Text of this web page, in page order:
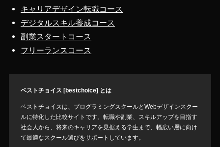
キャリアデザイン転職コース
デジタルスキル養成コース
副業スタートコース
フリーランスコース
ベストチョイス [bestchoice] とは
ベストチョイスは、プログラミングスクールとWebデザインスクー
ルに特化した比較サイトです。転職や副業、スキルアップを目指す
社会人から、将来のキャリアを見据える学生まで、幅広い層に向け
て最適なスクール選びをサポートしています。